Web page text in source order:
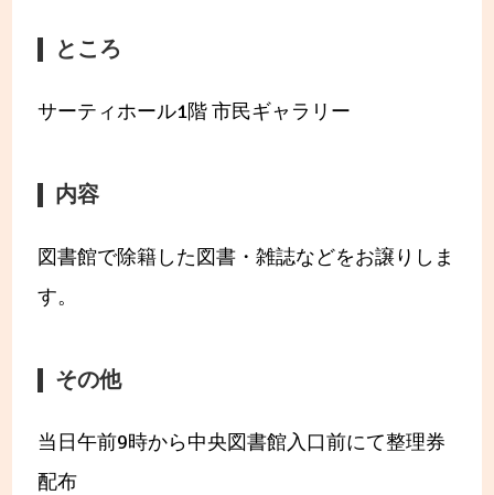
ところ
サーティホール1階 市民ギャラリー
内容
図書館で除籍した図書・雑誌などをお譲りしま
す。
その他
当日午前9時から中央図書館入口前にて整理券
配布